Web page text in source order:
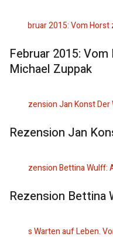
Februar 2015:
Michael Zuppak
Rezension Jan
Rezension Bettina